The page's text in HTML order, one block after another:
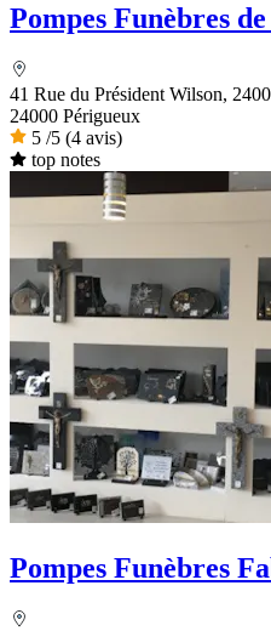
Pompes Funèbres
41 Rue du Président Wilson,
24000 Périgueux
5 /5 (4 avis)
top notes
Pompes Funèbres